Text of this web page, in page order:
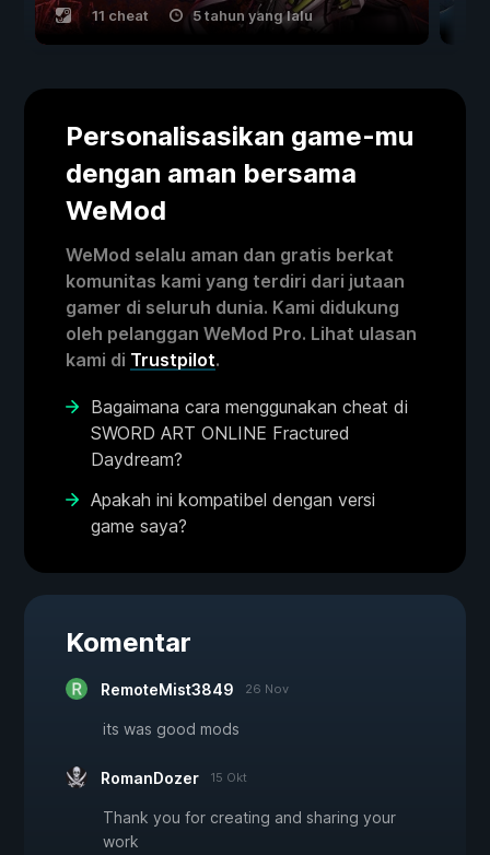
11 cheat 5 tahun yang lalu
Personalisasikan game-mu
dengan aman bersama
WeMod
WeMod selalu aman dan gratis berkat
komunitas kami yang terdiri dari jutaan
gamer di seluruh dunia. Kami didukung
oleh pelanggan WeMod Pro. Lihat ulasan
kami di Trustpilot.
Bagaimana cara menggunakan cheat di
SWORD ART ONLINE Fractured
Daydream?
Apakah ini kompatibel dengan versi
game saya?
Komentar
RemoteMist3849 26 Nov
its was good mods
RomanDozer 15 Okt
Thank you for creating and sharing your
work